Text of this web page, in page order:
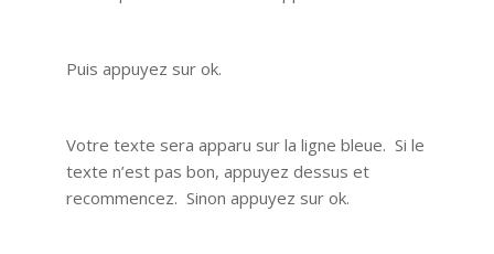
Puis appuyez sur ok.
Votre texte sera apparu sur la ligne bleue. Si le
texte n’est pas bon, appuyez dessus et
recommencez. Sinon appuyez sur ok.